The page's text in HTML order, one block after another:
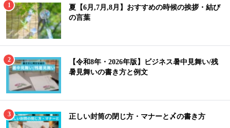
夏【6月,7月,8月】おすすめの時候の挨拶・結び
の言葉
【令和8年・2026年版】ビジネス暑中見舞い/残
暑見舞いの書き方と例文
正しい封筒の閉じ方・マナーと〆の書き方